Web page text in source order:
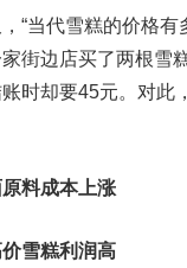
当代雪糕的价格有
街边店买了两根雪
时却要45元。对此
料成本上涨
雪糕利润高